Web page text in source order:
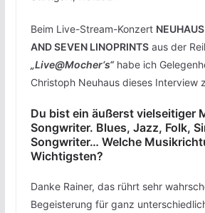
Beim Live-Stream-Konzert
AND SEVEN LINOPRINTSaus der
„Live@Mocher‘s“habe ich
Christoph Neuhaus dieses Interview
Du bist ein äußerst vielseitiger
Songwriter. Blues, Jazz, Folk,
Songwriter… Welche
Wichtigsten?
Danke Rainer, das rührt sehr
Begeisterung für ganz